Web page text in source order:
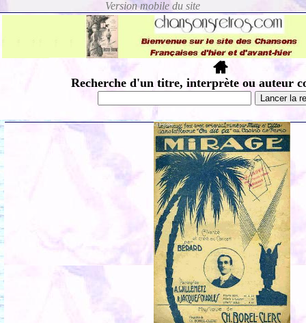
Recherche d'un titre, interprète ou auteur